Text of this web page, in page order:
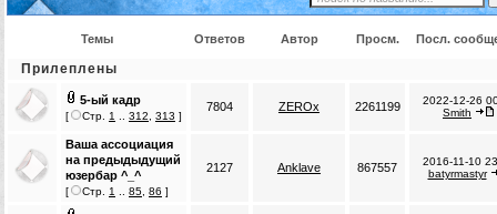
Темы Ответов Автор Просм. Посл.
Прилеплены
5-ый кадр
[ Стр. 1 312 313 ]
7804 ZEROx 2261199
2022-12-26
Smith
Ваша ассоциация
на предыдыдущий
юзербар ^_^
[ Стр. 1 85 86 ]
2127 Anklave 867557
2016-11-10
batyrmastyr